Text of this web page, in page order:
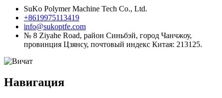
SuKo Polymer Machine Tech Co., Ltd.
+8619975113419
info@sukoptfe.com
№ 8 Ziyahe Road, район Синьбэй, город Чанчжоу,
провинция Цзянсу, почтовый индекс Китая: 213125.
Навигация